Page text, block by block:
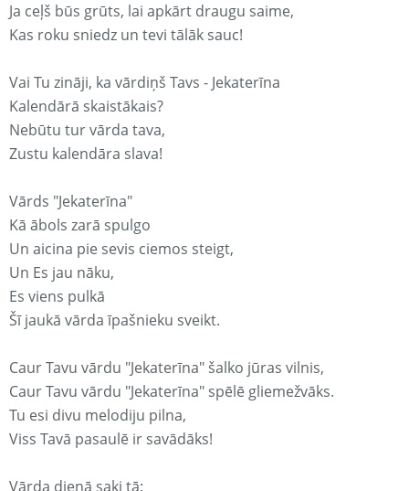
Ja ceļš būs grūts, lai apkārt draugu saime,
Kas roku sniedz un tevi tālāk sauc!
Vai Tu zināji, ka vārdiņš Tavs - Jekaterīna
Kalendārā skaistākais?
Nebūtu tur vārda tava,
Zustu kalendāra slava!
Vārds "Jekaterīna"
Kā ābols zarā spulgo
Un aicina pie sevis ciemos steigt,
Un Es jau nāku,
Es viens pulkā
Šī jaukā vārda īpašnieku sveikt.
Caur Tavu vārdu "Jekaterīna" šalko jūras vilnis,
Caur Tavu vārdu "Jekaterīna" spēlē gliemežvāks.
Tu esi divu melodiju pilna,
Viss Tavā pasaulē ir savādāks!
Vārda dienā saki tā: